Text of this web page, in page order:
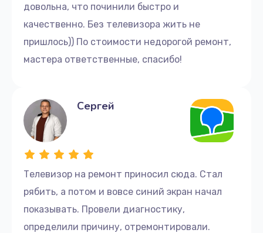
довольна, что починили быстро и
качественно. Без телевизора жить не
пришлось)) По стоимости недорогой ремонт,
мастера ответственные, спасибо!
Телевизор на ремонт приносил сюда. Стал
рябить, а потом и вовсе синий экран начал
показывать. Провели диагностику,
определили причину, отремонтировали.
Сергей